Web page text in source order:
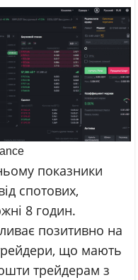
показники
спотових,
8 годин.
позитивно на
що мають
трейдерам з